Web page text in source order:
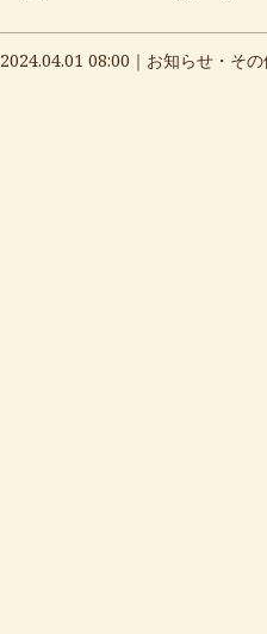
2024.04.01 08:00｜ お知らせ・そ